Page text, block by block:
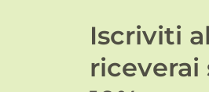
Iscriviti